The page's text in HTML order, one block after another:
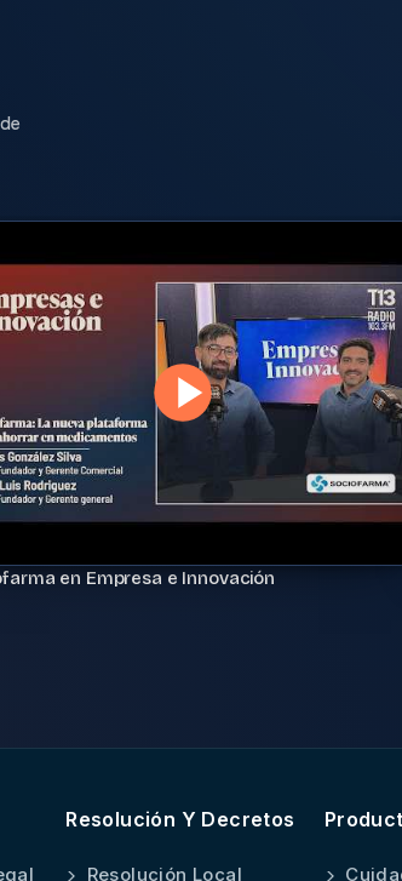
en Empresa e Innovación
Resolución Y Decretos
Resolución Local